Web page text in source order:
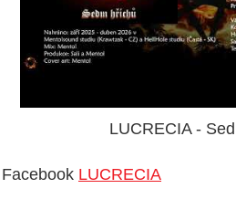
LUCRECIA -
Facebook LUCRECIA